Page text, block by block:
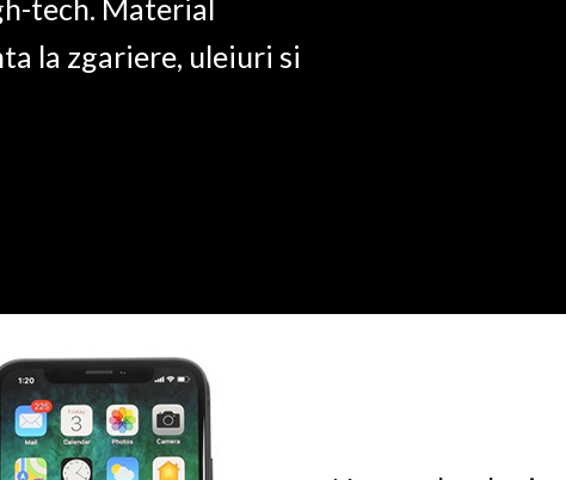
tech. Material
la zgariere, uleiuri si